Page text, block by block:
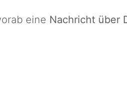
eine Nachricht über